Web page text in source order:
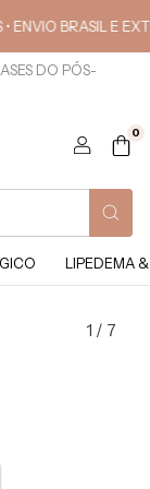
BRASIL E EXTERIOR
DO PÓS-
0
LIPEDEMA
1 / 7